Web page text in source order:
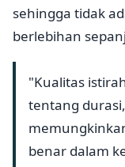
sehingga tidak
berlebihan
"Kualitas
tentang
benar dalam